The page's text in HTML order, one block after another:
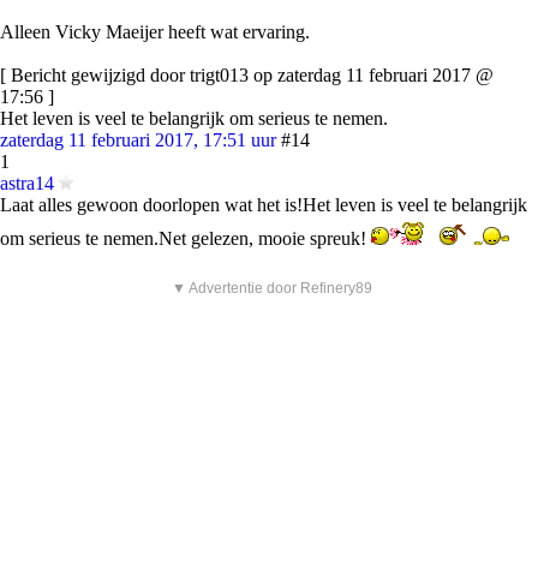
Alleen Vicky Maeijer heeft wat ervaring.
[ Bericht gewijzigd door trigt013 op zaterdag 11 februari 2017 @
17:56 ]
Het leven is veel te belangrijk om serieus te nemen.
zaterdag 11 februari 2017, 17:51 uur #14
1
astra14
Laat alles gewoon doorlopen wat het is!Het leven is veel te belangrijk
om serieus te nemen.Net gelezen, mooie spreuk!
▼ Advertentie door Refinery89